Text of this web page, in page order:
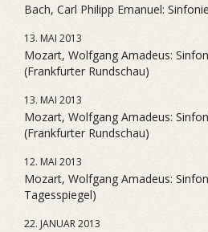
Bach, Carl Philipp Emanuel:
13. MAI 2013
Mozart, Wolfgang Amadeus:
(Frankfurter Rundschau)
13. MAI 2013
Mozart, Wolfgang Amadeus:
(Frankfurter Rundschau)
12. MAI 2013
Mozart, Wolfgang Amadeus:
Tagesspiegel)
22. JANUAR 2013